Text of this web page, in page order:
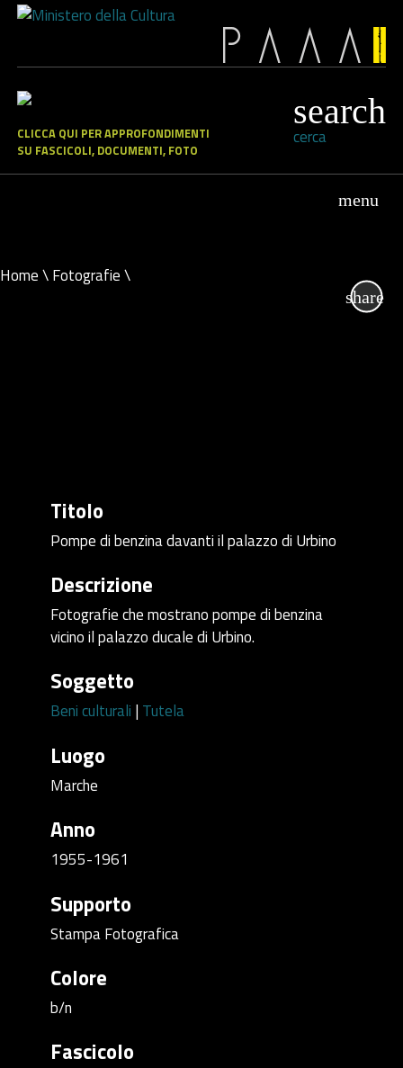
CLICCA QUI PER APPROFONDIMENTI
SU FASCICOLI, DOCUMENTI, FOTO
cerca
Home\Fotografie\
Titolo
Pompe di benzina davanti il palazzo di Urbino
Descrizione
Fotografie che mostrano pompe di benzina
vicino il palazzo ducale di Urbino.
Soggetto
Beni culturali | Tutela
Luogo
Marche
Anno
1955-1961
Supporto
Stampa Fotografica
Colore
b/n
Fascicolo